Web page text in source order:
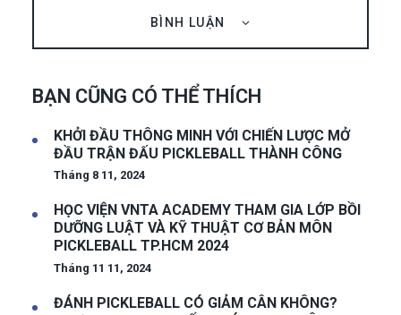
BÌNH LUẬN
BẠN CŨNG CÓ THỂ THÍCH
KHỞI ĐẦU THÔNG MINH VỚI CHIẾN LƯỢC MỞ
ĐẦU TRẬN ĐẤU PICKLEBALL THÀNH CÔNG
Tháng 8 11, 2024
HỌC VIỆN VNTA ACADEMY THAM GIA LỚP BỒI
DƯỠNG LUẬT VÀ KỸ THUẬT CƠ BẢN MÔN
PICKLEBALL TP.HCM 2024
Tháng 11 11, 2024
ĐÁNH PICKLEBALL CÓ GIẢM CÂN KHÔNG?